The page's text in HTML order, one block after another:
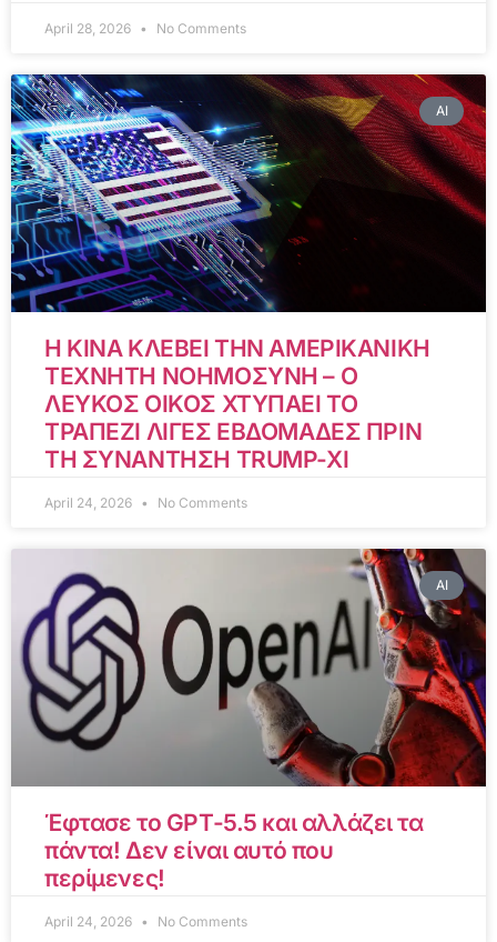
April 28, 2026 No Comments
AI
Η ΚΙΝΑ ΚΛΕΒΕΙ ΤΗΝ ΑΜΕΡΙΚΑΝΙΚΗ
ΤΕΧΝΗΤΗ ΝΟΗΜΟΣΥΝΗ – Ο
ΛΕΥΚΟΣ ΟΙΚΟΣ ΧΤΥΠΑΕΙ ΤΟ
ΤΡΑΠΕΖΙ ΛΙΓΕΣ ΕΒΔΟΜΑΔΕΣ ΠΡΙΝ
ΤΗ ΣΥΝΑΝΤΗΣΗ TRUMP-XI
April 24, 2026 No Comments
AI
Έφτασε το GPT-5.5 και αλλάζει τα
πάντα! Δεν είναι αυτό που
περίμενες!
April 24, 2026 No Comments